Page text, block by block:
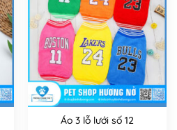
Áo 3 lỗ lưới số 12